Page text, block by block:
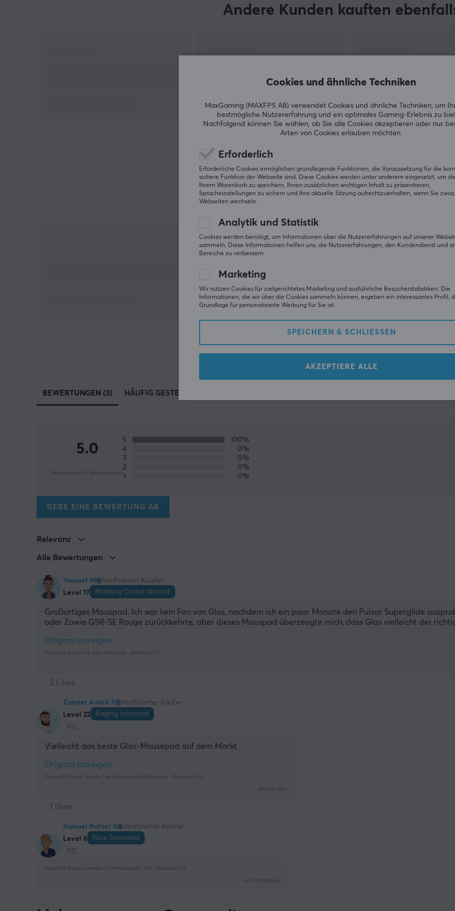
Andere Kunden kauften
BEWERTUNGEN (3) HÄUFIG GESTELLTE FRAGEN (1)
5.0
Basierend auf 3 Bewertungen
5
100%
4
0%
3
0%
2
0%
1
0%
GEBE EINE BEWERTUNG AB
Relevanz
Alle Bewertungen
Youssef M
Verifizierter Käufer
Level 17
Mashing Grand Wizard
Großartiges Mauspad. Ich war kein Fan von Glas, nachdem ich ein paar Monate den Pulsar Superglide
oder Zowie GSR-SE Rouge zurückkehrte, aber dieses Mauspad überzeugte mich, dass Glas vielleicht der
Original anzeigen
Padsmith Rosa Pink Glas-Mauspad - Balanced V2
2 Likes
Zander André T
Verifizierter Käufer
Level 22
Raging Immortal
PC
Vielleicht das beste Glas-Mousepad auf dem Markt
Original anzeigen
Padsmith Striker Series: The Empress Glas-Mauspad - Balanced V2
letztes Jahr
1 liken
Samuel Rafael S
Verifizierter Käufer
Level 6
Nice Specialist
PC
Padsmith Rosa Lavender Glas-Mauspad - SQ - Balanced V2
vor 11 Monaten
Cookies und ähnliche Techniken
MaxGaming (MAXFPS AB) verwendet Cookies und ähnliche Techniken, um
bestmögliche Nutzererfahrung und ein optimales Gaming-Erlebnis zu
Nachfolgend können Sie wählen, ob Sie alle Cookies akzeptieren oder nur
Arten von Cookies erlauben möchten.
Erforderlich
Erforderliche Cookies ermöglichen grundlegende Funktionen, die Voraussetzung für die
sichere Funktion der Webseite sind. Diese Cookies werden unter anderem eingesetzt, um
Ihrem Warenkorb zu speichern, Ihnen zusätzlichen wichtigen Inhalt zu präsentieren,
Spracheinstellungen zu sichern und Ihre aktuelle Sitzung aufrechtzuerhalten, wenn Sie
Webseiten wechseln.
Analytik und Statistik
Cookies werden benötigt, um Informationen über die Nutzererfahrungen auf unserer
sammeln. Diese Informationen helfen uns, die Nutzererfahrungen, den Kundendienst und
Bereiche zu verbessern.
Marketing
Wir nutzen Cookies für zielgerichtetes Marketing und ausführliche Besucherstatistiken. Die
Informationen, die wir über die Cookies sammeln können, ergeben ein interessantes Profil,
Grundlage für personalisierte Werbung für Sie ist.
SPEICHERN & SCHLIESSEN
AKZEPTIERE ALLE